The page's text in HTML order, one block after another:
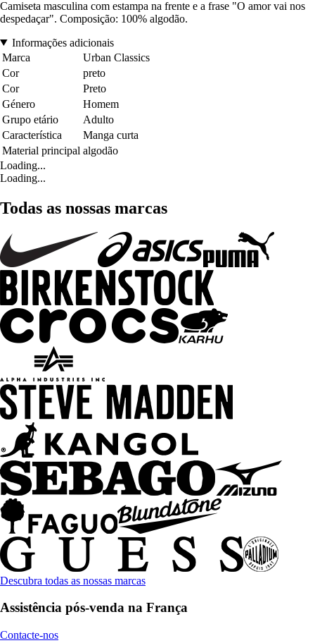
Camiseta masculina com estampa na frente e a frase "O amor vai nos
despedaçar". Composição: 100% algodão.
Informações adicionais
Marca
Urban Classics
Cor
preto
Cor
Preto
Género
Homem
Grupo etário
Adulto
Característica
Manga curta
Material principal algodão
Loading...
Loading...
Todas as nossas marcas
Descubra todas as nossas marcas
Assistência pós-venda na França
Contacte-nos